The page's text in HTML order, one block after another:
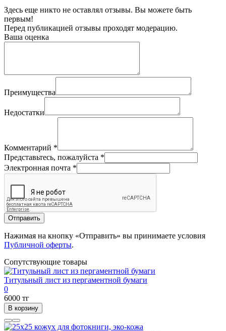
Здесь еще никто не оставлял отзывы. Вы можете быть
первым!
Перед публикацией отзывы проходят модерацию.
Ваша оценка
Преимущества
Недостатки
Комментарий *
Представьтесь, пожалуйста *
Электронная почта *
Отправить
Нажимая на кнопку «Отправить» вы принимаете условия
Публичной оферты.
Сопутствующие товары
Титульный лист из пергаментной бумаги
0
6000 тг
В корзину